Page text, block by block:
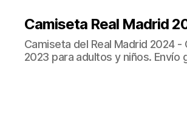
Camiseta Real Madrid
Camiseta del Real Madrid 2024
2023 para adultos y niños.